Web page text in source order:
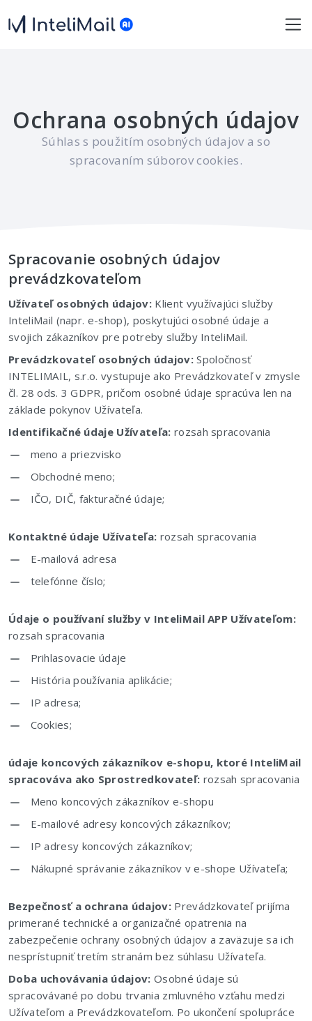
Ochrana osobných údajov
Súhlas s použitím osobných údajov a so
spracovaním súborov cookies.
Spracovanie osobných údajov
prevádzkovateľom
Užívateľ osobných údajov: Klient využívajúci služby
InteliMail (napr. e-shop), poskytujúci osobné údaje a
svojich zákazníkov pre potreby služby InteliMail.
Prevádzkovateľ osobných údajov:Spoločnosť
INTELIMAIL, s.r.o. vystupuje ako Prevádzkovateľ v zmysle
čl. 28 ods. 3 GDPR, pričom osobné údaje spracúva len na
základe pokynov Užívateľa.
Identifikačné údaje Užívateľa: rozsah spracovania
meno a priezvisko
Obchodné meno;
IČO, DIČ, fakturačné údaje;
Kontaktné údaje Užívateľa: rozsah spracovania
E-mailová adresa
telefónne číslo;
Údaje o používaní služby v InteliMail APP Užívateľom:
rozsah spracovania
Prihlasovacie údaje
História používania aplikácie;
IP adresa;
Cookies;
údaje koncových zákazníkov e-shopu, ktoré InteliMail
spracováva ako Sprostredkovateľ: rozsah spracovania
Meno koncových zákazníkov e-shopu
E-mailové adresy koncových zákazníkov;
IP adresy koncových zákazníkov;
Nákupné správanie zákazníkov v e-shope Užívateľa;
Bezpečnosť a ochrana údajov:Prevádzkovateľ prijíma
primerané technické a organizačné opatrenia na
zabezpečenie ochrany osobných údajov a zaväzuje sa ich
nesprístupniť tretím stranám bez súhlasu Užívateľa.
Doba uchovávania údajov: Osobné údaje sú
spracovávané po dobu trvania zmluvného vzťahu medzi
Užívateľom a Prevádzkovateľom. Po ukončení spolupráce